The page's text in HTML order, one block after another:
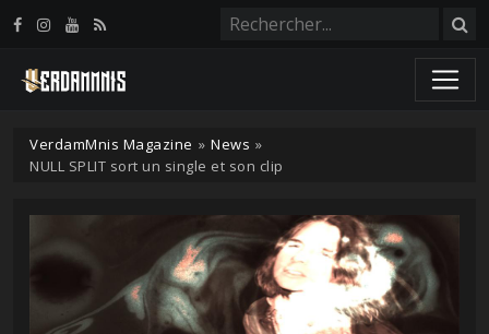
VerdamMnis Magazine » News »
NULL SPLIT sort un single et son clip
Panneau de gestion des cookies